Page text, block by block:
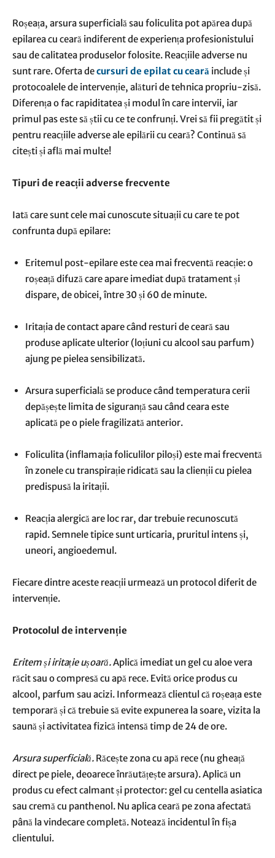
Roșeața, arsura superficială sau foliculita pot apărea după
epilarea cu ceară indiferent de experiența profesionistului
sau de calitatea produselor folosite. Reacțiile adverse nu
sunt rare. Oferta decursuri de epilat cu ceară include și
protocoalele de intervenție, alături de tehnica propriu-zisă.
Diferența o fac rapiditatea și modul în care intervii, iar
primul pas este să știi cu ce te confrunți. Vrei să fii pregătit și
pentru reacțiile adverse ale epilării cu ceară? Continuă să
citești și află mai multe!
Tipuri de reacții adverse frecvente
Iată care sunt cele mai cunoscute situații cu care te pot
confrunta după epilare:
Eritemul post-epilare este cea mai frecventă reacție: o
roșeață difuză care apare imediat după tratament și
dispare, de obicei, între 30 și 60 de minute.
Iritația de contact apare când resturi de ceară sau
produse aplicate ulterior (loțiuni cu alcool sau parfum)
ajung pe pielea sensibilizată.
Arsura superficială se produce când temperatura cerii
depășește limita de siguranță sau când ceara este
aplicată pe o piele fragilizată anterior.
Foliculita (inflamația foliculilor piloși) este mai frecventă
în zonele cu transpirație ridicată sau la clienții cu pielea
predispusă la iritații.
Reacția alergică are loc rar, dar trebuie recunoscută
rapid. Semnele tipice sunt urticaria, pruritul intens și,
uneori, angioedemul.
Fiecare dintre aceste reacții urmează un protocol diferit de
intervenție.
Protocolul de intervenție
Eritem și iritație ușoară.Aplică imediat un gel cu aloe vera
răcit sau o compresă cu apă rece. Evită orice produs cu
alcool, parfum sau acizi. Informează clientul că roșeața este
temporară și că trebuie să evite expunerea la soare, vizita la
saună și activitatea fizică intensă timp de 24 de ore.
Arsura superficială. Răcește zona cu apă rece (nu gheață
direct pe piele, deoarece înrăutățește arsura). Aplică un
produs cu efect calmant și protector: gel cu centella asiatica
sau cremă cu panthenol. Nu aplica ceară pe zona afectată
până la vindecare completă. Notează incidentul în fișa
clientului.